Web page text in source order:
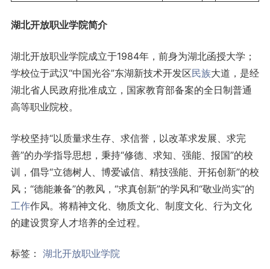
湖北开放职业学院简介
湖北开放职业学院成立于1984年，前身为湖北函授大学；
学校位于武汉“中国光谷”东湖新技术开发区民族大道，是经
湖北省人民政府批准成立，国家教育部备案的全日制普通
高等职业院校。
学校坚持“以质量求生存、求信誉，以改革求发展、求完
善”的办学指导思想，秉持“修德、求知、强能、报国”的校
训，倡导“立德树人、博爱诚信、精技强能、开拓创新”的校
风；“德能兼备”的教风，“求真创新”的学风和“敬业尚实”的
工作作风。将精神文化、物质文化、制度文化、行为文化
的建设贯穿人才培养的全过程。
标签： 湖北开放职业学院